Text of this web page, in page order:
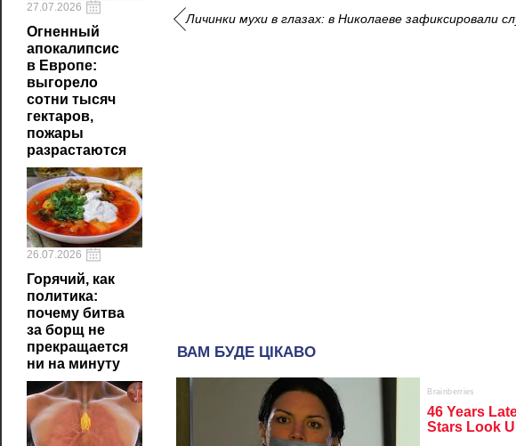
27.07.2026
Огненный
апокалипсис
в Европе:
выгорело
сотни тысяч
гектаров,
пожары
разрастаются
26.07.2026
Горячий, как
политика:
почему битва
за борщ не
прекращается
ни на минуту
Личинки мухи в глазах: в Николаеве зафиксировали